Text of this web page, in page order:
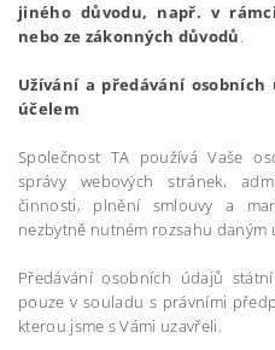
jiného důvodu, např. v
nebo ze zákonných důvodů.
Užívání a předávání
účelem
Společnost TA používá Vaše
správy webových stránek,
činnosti, plnění smlouvy a
nezbytně nutném rozsahu daným
Předávání osobních údajů
pouze v souladu s právními
kterou jsme s Vámi uzavřeli.